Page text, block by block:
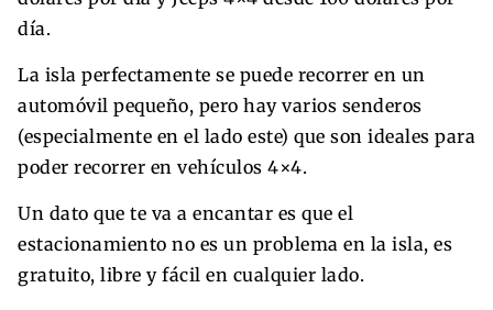
día.
La isla perfectamente se puede recorrer en un
automóvil pequeño, pero hay varios senderos
(especialmente en el lado este) que son ideales para
poder recorrer en vehículos 4×4.
Un dato que te va a encantar es que el
estacionamiento no es un problema en la isla, es
gratuito, libre y fácil en cualquier lado.